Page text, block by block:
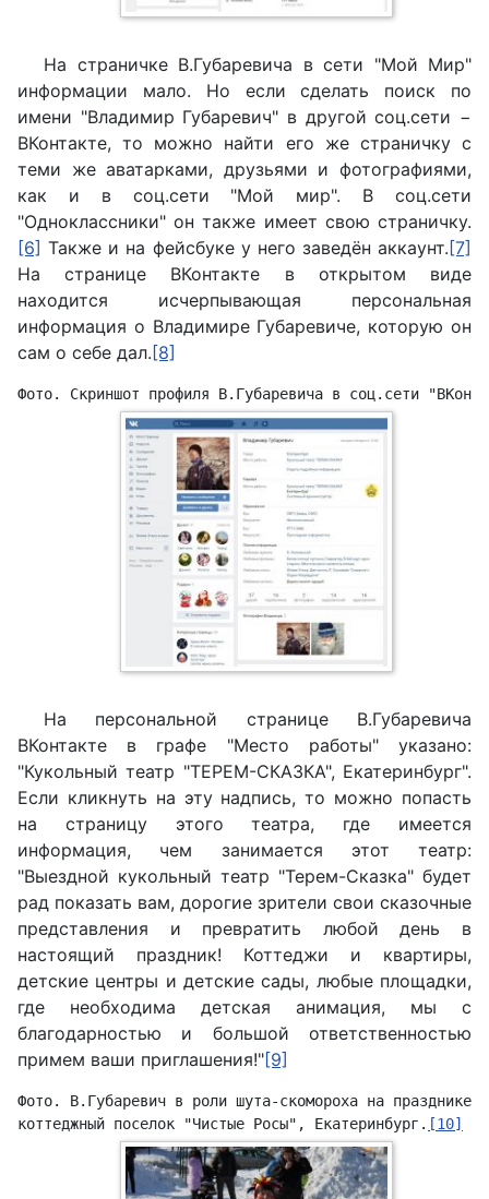
На страничке В.Губаревича в сети "Мой Мир"
информации мало. Но если сделать поиск по
имени "Владимир Губаревич" в другой соц.сети −
ВКонтакте, то можно найти его же страничку с
теми же аватарками, друзьями и фотографиями,
как и в соц.сети "Мой мир". В соц.сети
"Одноклассники" он также имеет свою страничку.
[6] Также и на фейсбуке у него заведён аккаунт.[7]
На странице ВКонтакте в открытом виде
находится исчерпывающая персональная
информация о Владимире Губаревиче, которую он
сам о себе дал.[8]
Фото. Скриншот профиля В.Губаревича в соц.сети
На персональной странице В.Губаревича
ВКонтакте в графе "Место работы" указано:
"Кукольный театр "ТЕРЕМ-СКАЗКА", Екатеринбург".
Если кликнуть на эту надпись, то можно попасть
на страницу этого театра, где имеется
информация, чем занимается этот театр:
"Выездной кукольный театр "Терем-Сказка" будет
рад показать вам, дорогие зрители свои сказочные
представления и превратить любой день в
настоящий праздник! Коттеджи и квартиры,
детские центры и детские сады, любые площадки,
где необходима детская анимация, мы с
благодарностью и большой ответственностью
примем ваши приглашения!"[9]
Фото. В.Губаревич в роли шута-скомороха на
коттеджный поселок "Чистые Росы", Екатеринбург. [10]